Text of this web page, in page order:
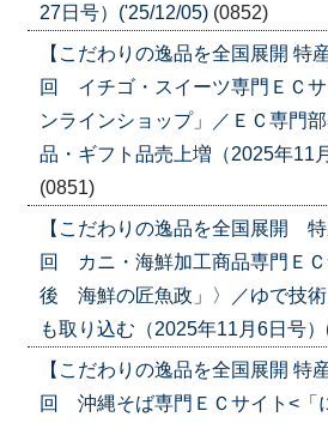
27日号）('25/12/05) (0852)
【こだわりの逸品を全国展開 特
回 イチゴ・スイーツ専門ＥＣ
ンラインショップ」／ＥＣ専門
品・ギフト品売上増（2025年11
(0851)
【こだわりの逸品を全国展開
回 カニ・海鮮加工商品専門Ｅ
後 海鮮の匠魚政」〉／ゆで技
も取り込む（2025年11月6日号
【こだわりの逸品を全国展開
回 沖縄そば専門ＥＣサイト<「